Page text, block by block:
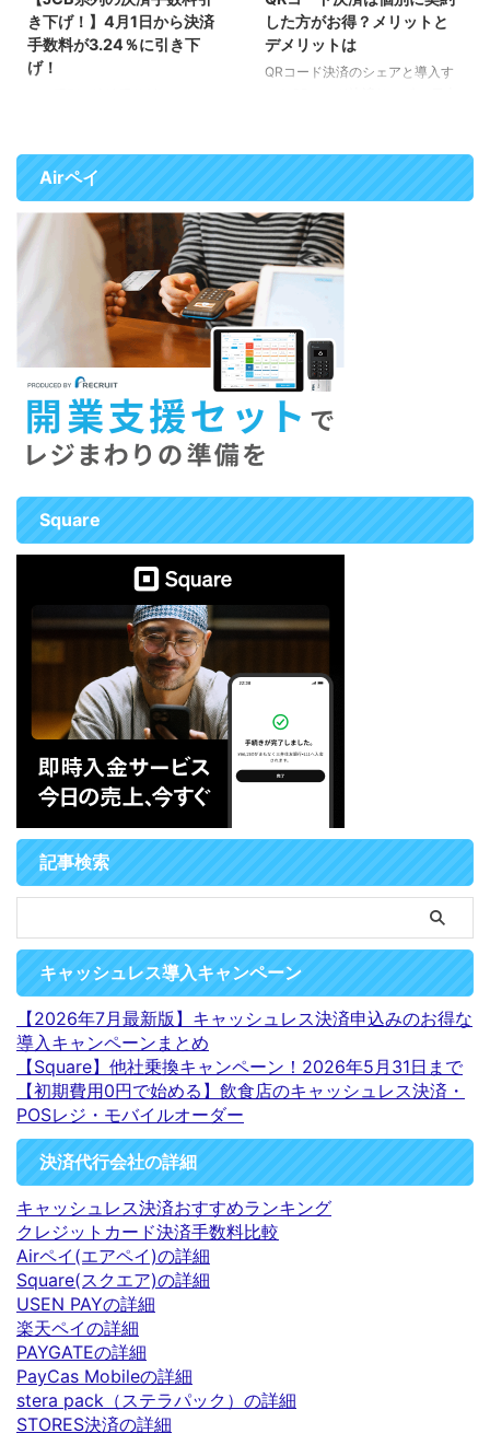
き下げ！】4月1日から決済
手数料が3.24％に引き下
げ！
3.24％に引き下げられました。
（注：Square(スクエア)は4月28
日からになります） 各キャッシ
ュレス決済代行サービス会社の引
き下げ状況 Airペイ(エアペイ) Air
ペイでは4月1日から、JCBカー
ド、DinersClubカード、
Discoverカード、銀聯カード 、
QUICPay+の決済手数料が0.5％
引き下げられます。 これにより
2023年4月1日から ...
した方がお得？メリットと
デメリットは
QRコード決済のシェアと導入す
います。 このうち主に利用され
ぞれのシェアは以下の通りとなっ
ています。 引用元：2023年7月
決済・金融サービスの利用動向調
査 このため導入しておきたいQR
い au PAY QRコード決済各社の
決済手数料 QRコード決済の決済
手数料は、決済代行会社と契約す
る場合に比べてQ ...
Airペイ
Square
記事検索
キャッシュレス導入キャンペーン
【2026年7月最新版】キャッシュレス決済申込みのお得な
導入キャンペーンまとめ
【Square】他社乗換キャンペーン！2026年5月31日まで
【初期費用0円で始める】飲食店のキャッシュレス決済・
POSレジ・モバイルオーダー
決済代行会社の詳細
キャッシュレス決済おすすめランキング
クレジットカード決済手数料比較
Airペイ(エアペイ)の詳細
Square(スクエア)の詳細
USEN PAYの詳細
楽天ペイの詳細
PAYGATEの詳細
PayCas Mobileの詳細
stera pack（ステラパック）の詳細
STORES決済の詳細